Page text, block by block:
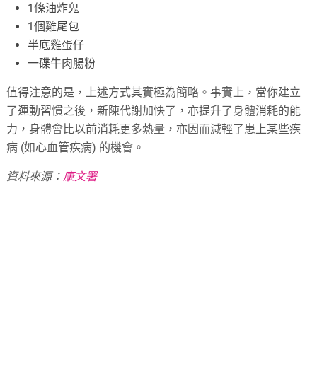
1條油炸鬼
1個雞尾包
半底雞蛋仔
一碟牛肉腸粉
值得注意的是，上述方式其實極為簡略。事實上，當你建立
了運動習慣之後，新陳代謝加快了，亦提升了身體消耗的能
力，身體會比以前消耗更多熱量，亦因而減輕了患上某些疾
病 (如心血管疾病) 的機會。
資料來源： 康文署